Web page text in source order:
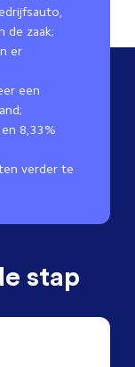
de zaak;
er
een
8,33%
verder te
stap